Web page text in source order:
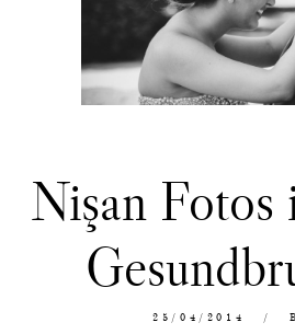
Nişan
25/04/2014